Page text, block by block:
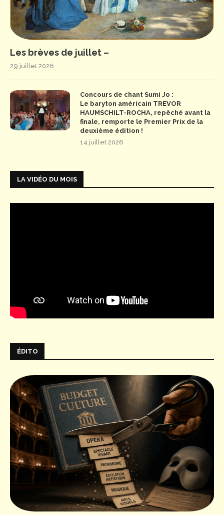
Les brèves de juillet –
29 juillet 2026
Concours de chant Sumi Jo :
Le baryton américain TREVOR
HAUMSCHILT-ROCHA, repêché avant la
finale, remporte le Premier Prix de la
deuxième édition !
14 juillet 2026
LA VIDÉO DU MOIS
ÉDITO